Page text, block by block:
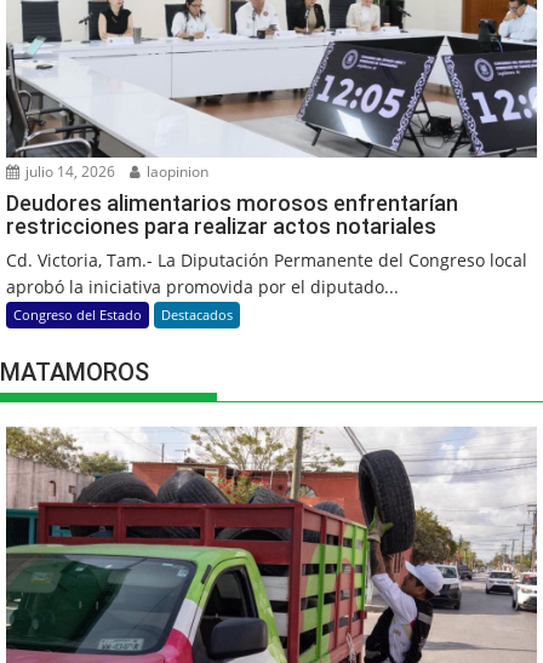
julio 14, 2026 laopinion
Deudores alimentarios morosos enfrentarían
restricciones para realizar actos notariales
Cd. Victoria, Tam.- La Diputación Permanente del Congreso local
aprobó la iniciativa promovida por el diputado...
Congreso del Estado Destacados
MATAMOROS